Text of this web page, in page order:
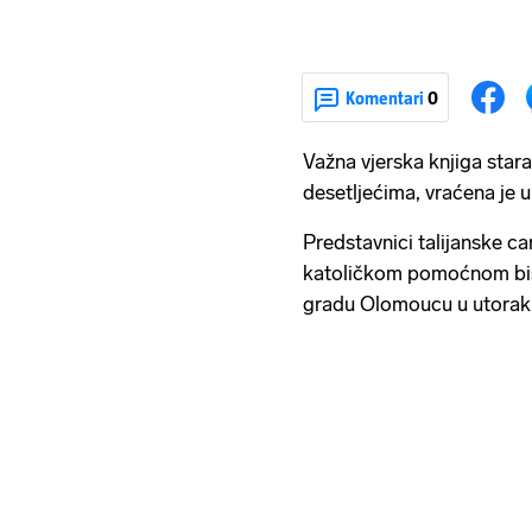
Komentari 0
Važna vjerska knjiga
desetljećima, vraćena je
Predstavnici talijanske
katoličkom pomoćnom
gradu Olomoucu u